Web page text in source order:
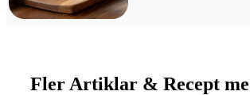
Fler Artiklar & Recept